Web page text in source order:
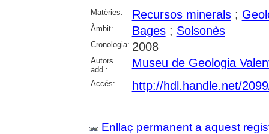
Matèries: Recursos minerals;
Àmbit: Bages; Solsonès
Cronologia: 2008
Autors
add.:
Museu de Geologia
Accés: http://hdl.handle.net/
Enllaç permanent a aquest